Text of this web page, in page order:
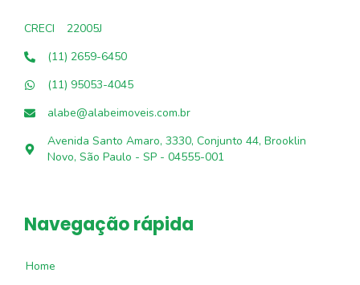
CRECI
22005J
(11) 2659-6450
(11) 95053-4045
alabe@alabeimoveis.com.br
Avenida Santo Amaro, 3330, Conjunto 44, Brooklin
Novo, São Paulo - SP - 04555-001
Navegação rápida
Home